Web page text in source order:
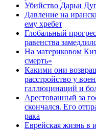
Убийство Дарьи
Давление на
ему хребет
Глобальный
равенства
На материковом
смерть»
Какими они
расстройство у
галлюцинаций и
Арестованный за
скончался. Его
рака
Еврейская жизнь в